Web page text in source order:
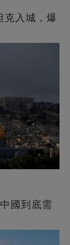
克入城，爆
國到底需